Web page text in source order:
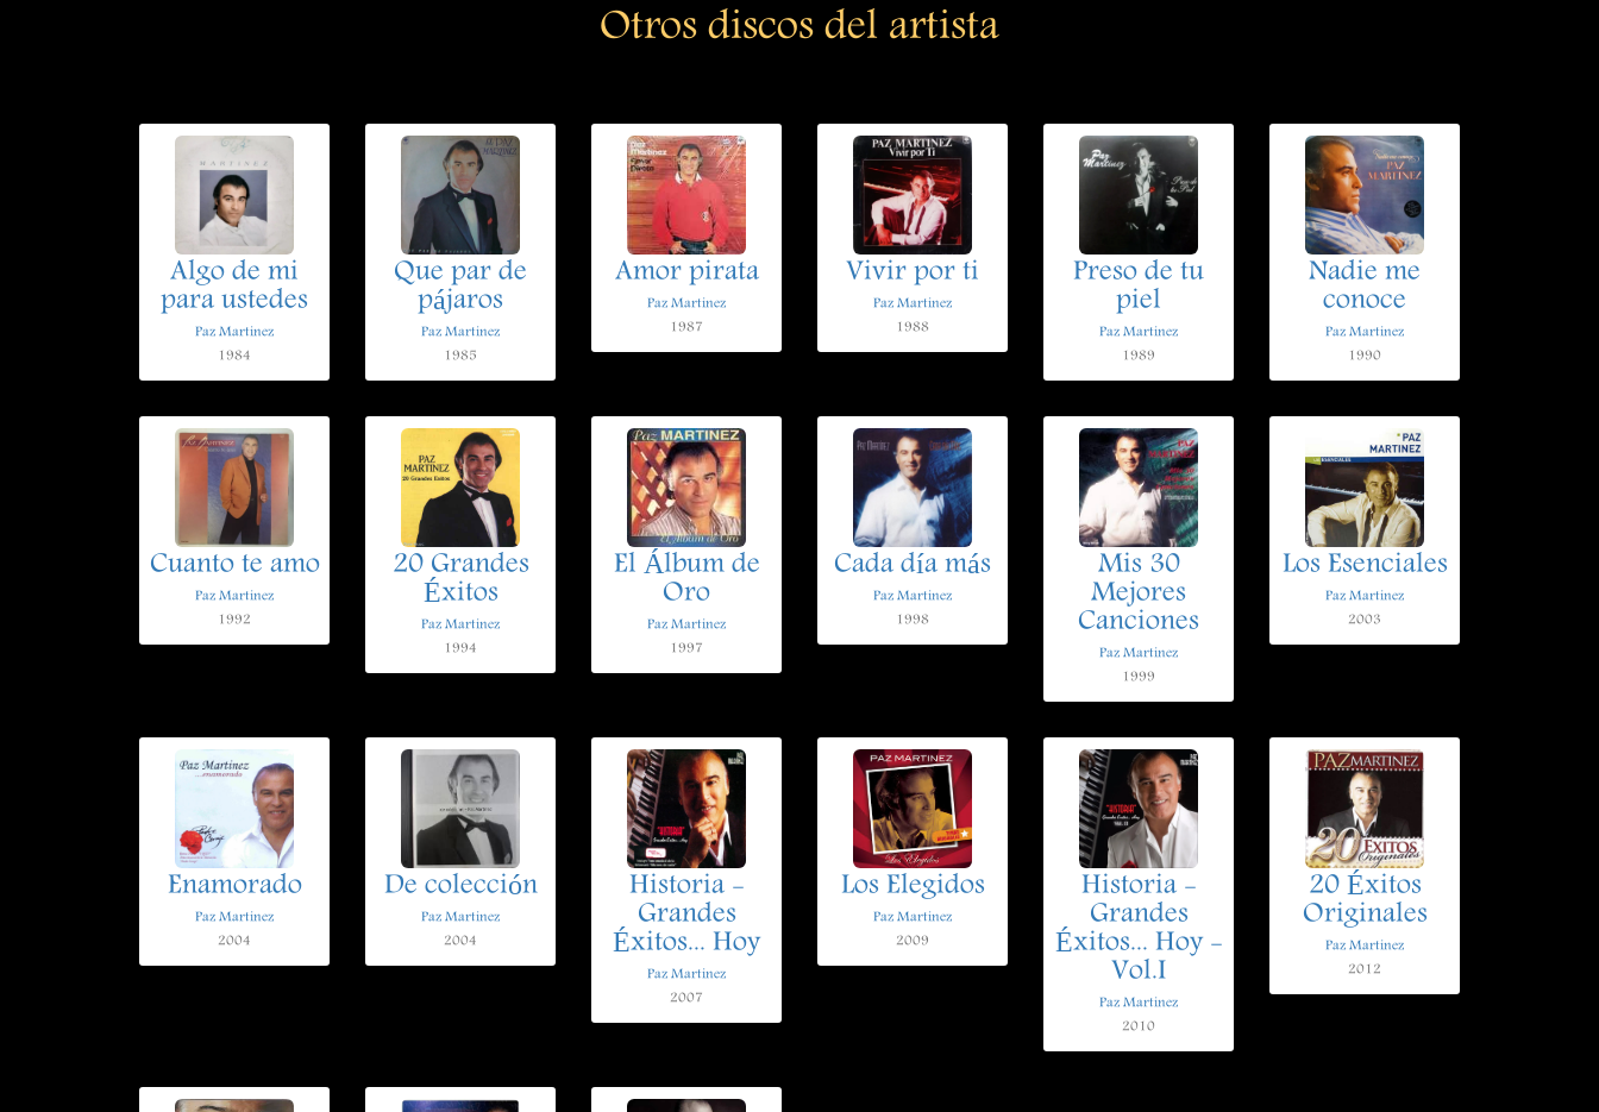
Otros discos del artista
Algo de mi
para ustedes
Paz Martinez
1984
Que par de
pájaros
Paz Martinez
1985
Amor pirata
Paz Martinez
1987
Vivir por ti
Paz Martinez
1988
Preso de tu
piel
Paz Martinez
1989
Nadie me
conoce
Paz Martinez
1990
Cuanto te amo
Paz Martinez
1992
20 Grandes
Éxitos
Paz Martinez
1994
El Álbum de
Oro
Paz Martinez
1997
Cada día más
Paz Martinez
1998
Mis 30
Mejores
Canciones
Paz Martinez
1999
Los Esenciales
Paz Martinez
2003
Enamorado
Paz Martinez
2004
De colección
Paz Martinez
2004
Historia -
Grandes
Éxitos... Hoy
Paz Martinez
2007
Los Elegidos
Paz Martinez
2009
Historia -
Grandes
Éxitos... Hoy -
Vol.I
Paz Martinez
2010
20 Éxitos
Originales
Paz Martinez
2012